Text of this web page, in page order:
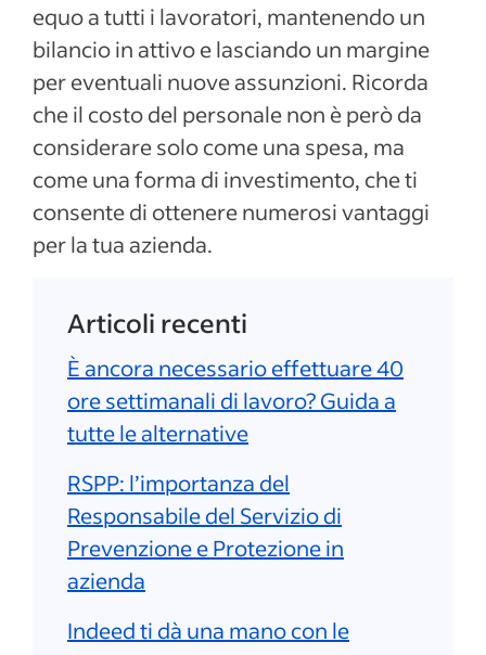
equo a tutti i lavoratori, mantenendo un
bilancio in attivo e lasciando un margine
per eventuali nuove assunzioni. Ricorda
che il costo del personale non è però da
considerare solo come una spesa, ma
come una forma di investimento, che ti
consente di ottenere numerosi vantaggi
per la tua azienda.
Articoli recenti
È ancora necessario effettuare 40
ore settimanali di lavoro? Guida a
tutte le alternative
RSPP: l’importanza del
Responsabile del Servizio di
Prevenzione e Protezione in
azienda
Indeed ti dà una mano con le